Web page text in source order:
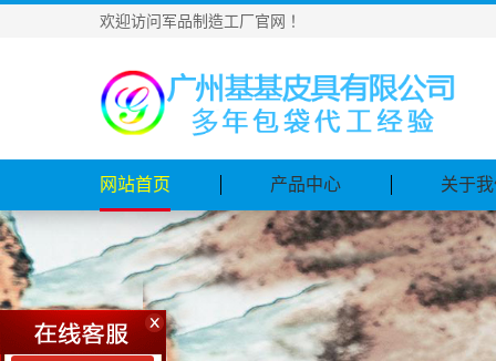
欢迎访问军品制造工厂官网！
网站首页 产品中心 关于